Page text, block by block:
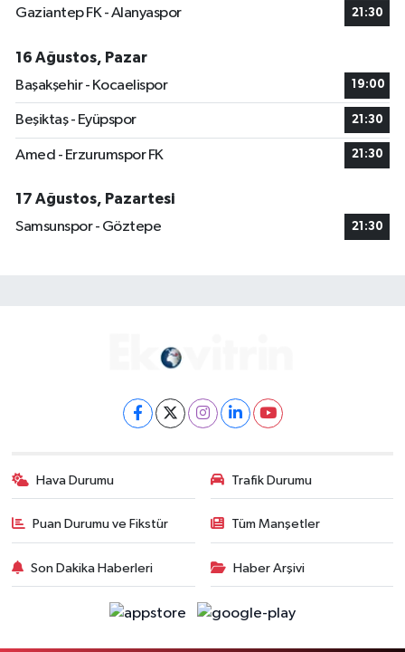
Gaziantep FK - Alanyaspor 21:30
16 Ağustos, Pazar
Başakşehir - Kocaelispor
19:00
Beşiktaş - Eyüpspor 21:30
Amed - Erzurumspor FK 21:30
17 Ağustos, Pazartesi
Samsunspor - Göztepe
21:30
Hava Durumu Trafik Durumu
Puan Durumu ve Fikstür Tüm Manşetler
Son Dakika Haberleri Haber Arşivi